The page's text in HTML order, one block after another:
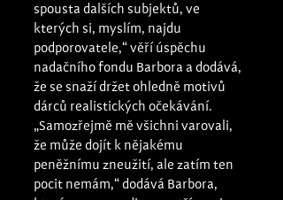
spousta dalších subjektů, ve
kterých si, myslím, najdu
podporovatele,“ věří úspěchu
nadačního fondu Barbora a dodává,
že se snaží držet ohledně motivů
dárců realistických očekávání.
„Samozřejmě mě všichni varovali,
že může dojít k nějakému
peněžnímu zneužití, ale zatím ten
pocit nemám,“ dodává Barbora,